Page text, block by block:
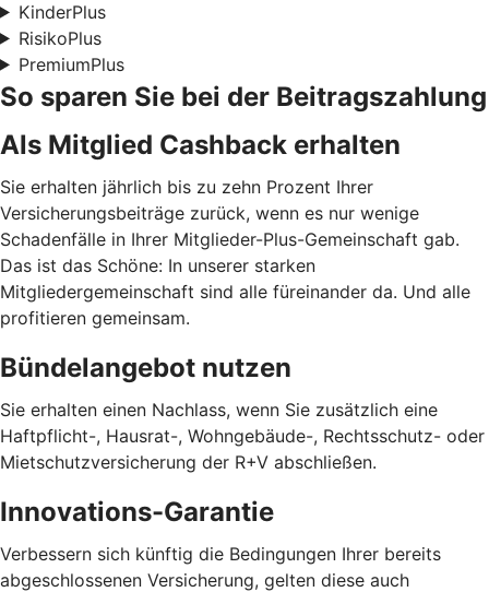
KinderPlus
RisikoPlus
PremiumPlus
So sparen Sie bei der Beitragszahlung
Als Mitglied Cashback erhalten
Sie erhalten jährlich bis zu zehn Prozent Ihrer
Versicherungsbeiträge zurück, wenn es nur wenige
Schadenfälle in Ihrer Mitglieder-Plus-Gemeinschaft gab.
Das ist das Schöne: In unserer starken
Mitgliedergemeinschaft sind alle füreinander da. Und alle
profitieren gemeinsam.
Bündelangebot nutzen
Sie erhalten einen Nachlass, wenn Sie zusätzlich eine
Haftpflicht-, Hausrat-, Wohngebäude-, Rechtsschutz- oder
Mietschutzversicherung der R+V abschließen.
Innovations-Garantie
Verbessern sich künftig die Bedingungen Ihrer bereits
abgeschlossenen Versicherung, gelten diese auch